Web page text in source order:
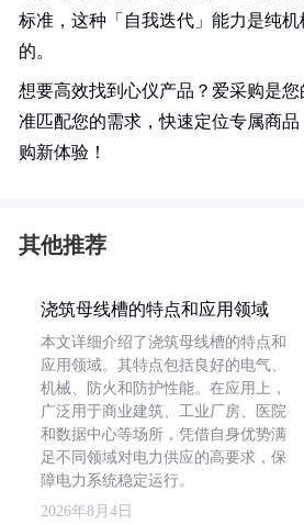
标准，这种「自我迭代」能力是纯
的。
想要高效找到心仪产品？爱采购是
准匹配您的需求，快速定位专属商
购新体验！
其他推荐
浇筑母线槽的特点和应用领域
本文详细介绍了浇筑母线槽的特点和
应用领域。其特点包括良好的电气、
机械、防火和防护性能。在应用上，
广泛用于商业建筑、工业厂房、医院
和数据中心等场所，凭借自身优势满
足不同领域对电力供应的高要求，保
障电力系统稳定运行。
2026年8月4日